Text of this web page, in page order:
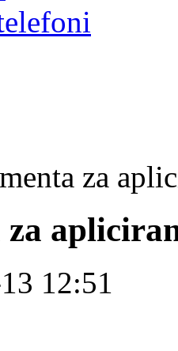
za
za
12:51